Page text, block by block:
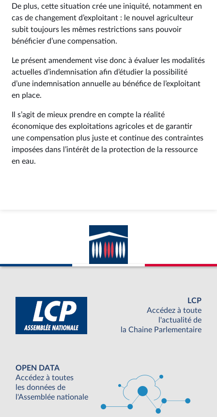
De plus, cette situation crée une iniquité, notamment en
cas de changement d’exploitant : le nouvel agriculteur
subit toujours les mêmes restrictions sans pouvoir
bénéficier d’une compensation.
Le présent amendement vise donc à évaluer les modalités
actuelles d’indemnisation afin d’étudier la possibilité
d’une indemnisation annuelle au bénéfice de l’exploitant
en place.
Il s’agit de mieux prendre en compte la réalité
économique des exploitations agricoles et de garantir
une compensation plus juste et continue des contraintes
imposées dans l’intérêt de la protection de la ressource
en eau.
LCP
Accédez à toute
l'actualité de
la Chaine Parlementaire
OPEN DATA
Accédez à toutes
les données de
l'Assemblée nationale